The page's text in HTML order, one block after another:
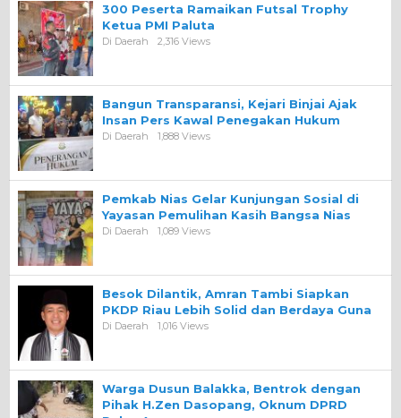
300 Peserta Ramaikan Futsal Trophy
Ketua PMI Paluta
Di Daerah 2,316 Views
Bangun Transparansi, Kejari Binjai Ajak
Insan Pers Kawal Penegakan Hukum
Di Daerah 1,888 Views
Pemkab Nias Gelar Kunjungan Sosial di
Yayasan Pemulihan Kasih Bangsa Nias
Di Daerah 1,089 Views
Besok Dilantik, Amran Tambi Siapkan
PKDP Riau Lebih Solid dan Berdaya Guna
Di Daerah 1,016 Views
Warga Dusun Balakka, Bentrok dengan
Pihak H.Zen Dasopang, Oknum DPRD